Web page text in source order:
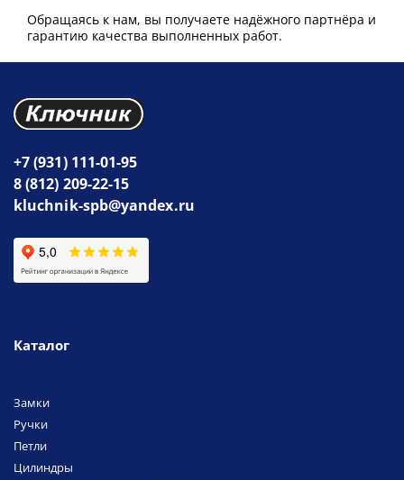
Обращаясь к нам, вы получаете надёжного партнёра и
гарантию качества выполненных работ.
+7 (931) 111-01-95
8 (812) 209-22-15
kluchnik-spb@yandex.ru
Каталог
Замки
Ручки
Петли
Цилиндры